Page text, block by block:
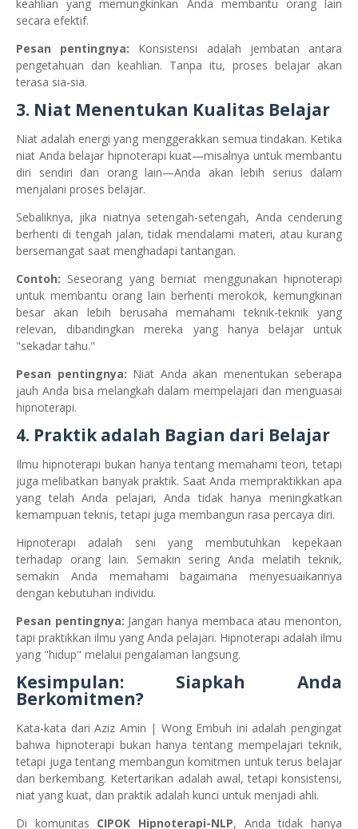
keahlian yang memungkinkan Anda membantu orang lain
secara efektif.
Pesan pentingnya: Konsistensi adalah jembatan antara
pengetahuan dan keahlian. Tanpa itu, proses belajar akan
terasa sia-sia.
3. Niat Menentukan Kualitas Belajar
Niat adalah energi yang menggerakkan semua tindakan. Ketika
niat Anda belajar hipnoterapi kuat—misalnya untuk membantu
diri sendiri dan orang lain—Anda akan lebih serius dalam
menjalani proses belajar.
Sebaliknya, jika niatnya setengah-setengah, Anda cenderung
berhenti di tengah jalan, tidak mendalami materi, atau kurang
bersemangat saat menghadapi tantangan.
Contoh: Seseorang yang berniat menggunakan hipnoterapi
untuk membantu orang lain berhenti merokok, kemungkinan
besar akan lebih berusaha memahami teknik-teknik yang
relevan, dibandingkan mereka yang hanya belajar untuk
"sekadar tahu."
Pesan pentingnya: Niat Anda akan menentukan seberapa
jauh Anda bisa melangkah dalam mempelajari dan menguasai
hipnoterapi.
4. Praktik adalah Bagian dari Belajar
Ilmu hipnoterapi bukan hanya tentang memahami teori, tetapi
juga melibatkan banyak praktik. Saat Anda mempraktikkan apa
yang telah Anda pelajari, Anda tidak hanya meningkatkan
kemampuan teknis, tetapi juga membangun rasa percaya diri.
Hipnoterapi adalah seni yang membutuhkan kepekaan
terhadap orang lain. Semakin sering Anda melatih teknik,
semakin Anda memahami bagaimana menyesuaikannya
dengan kebutuhan individu.
Pesan pentingnya: Jangan hanya membaca atau menonton,
tapi praktikkan ilmu yang Anda pelajari. Hipnoterapi adalah ilmu
yang "hidup" melalui pengalaman langsung.
Kesimpulan: Siapkah Anda
Berkomitmen?
Kata-kata dari Aziz Amin | Wong Embuh ini adalah pengingat
bahwa hipnoterapi bukan hanya tentang mempelajari teknik,
tetapi juga tentang membangun komitmen untuk terus belajar
dan berkembang. Ketertarikan adalah awal, tetapi konsistensi,
niat yang kuat, dan praktik adalah kunci untuk menjadi ahli.
Di komunitas CIPOK Hipnoterapi-NLP, Anda tidak hanya